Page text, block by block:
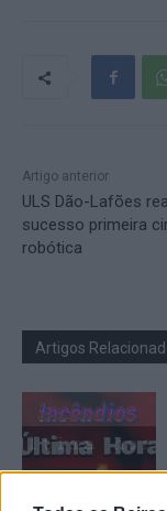
Artigo anterior
ULS Dão-Lafões
sucesso primeira
robótica
Artigos
Destaques